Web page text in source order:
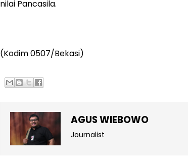
nilai Pancasila.
(Kodim 0507/Bekasi)
AGUS WIEBOWO
Journalist